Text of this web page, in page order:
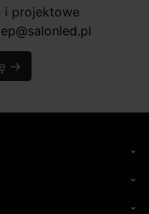
i projektowe
→
arrow_drop_down
arrow_drop_down
arrow_drop_down